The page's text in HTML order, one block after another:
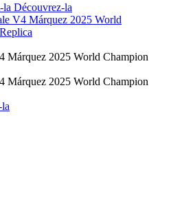
la Découvrez-la
V4 Márquez 2025 World
Márquez 2025 World Champion
Márquez 2025 World Champion